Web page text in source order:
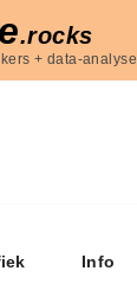
.rocks
+ data-analyse
Info